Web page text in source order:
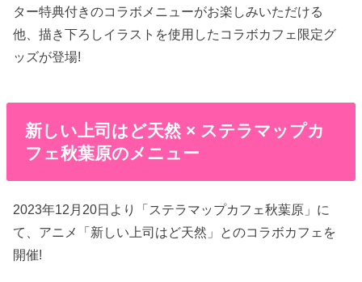
ター特典付きのコラボメニューがお楽しみいただける
他、描き下ろしイラストを使用したコラボカフェ限定グ
ッズが登場!
新しい上司はど天然 × ステラマップカ
フェ秋葉原のメニュー
2023年12月20日より「ステラマップカフェ秋葉原」に
て、アニメ「新しい上司はど天然」とのコラボカフェを
開催!